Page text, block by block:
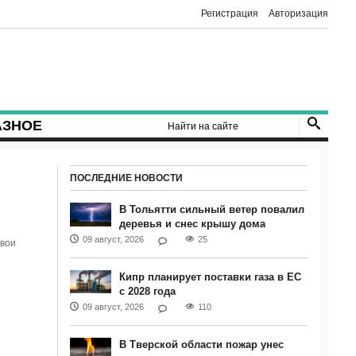
Регистрация Авторизация
ПОСЛЕДНИЕ НОВОСТИ
В Тольятти сильный ветер повалил
деревья и снес крышу дома
09 август, 2026 25
Кипр планирует поставки газа в ЕС
с 2028 года
09 август, 2026 110
В Тверской области пожар унес